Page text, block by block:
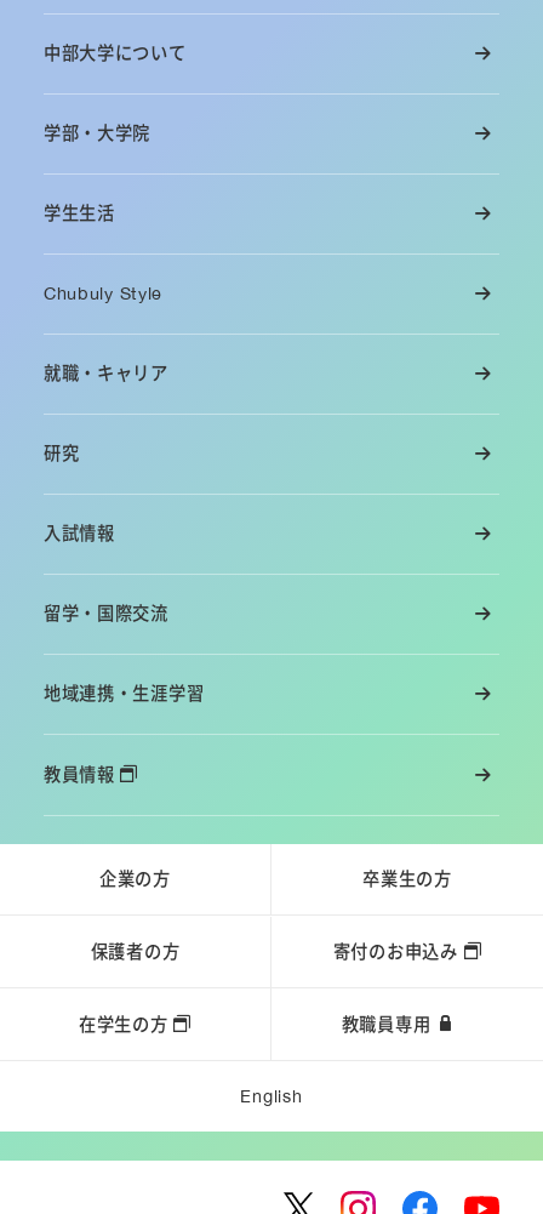
中部大学について
学部・大学院
学生生活
Chubuly Style
就職・キャリア
研究
入試情報
留学・国際交流
地域連携・生涯学習
教員情報
企業の方 卒業生の方
保護者の方 寄付のお申込み
在学生の方 教職員専用
English